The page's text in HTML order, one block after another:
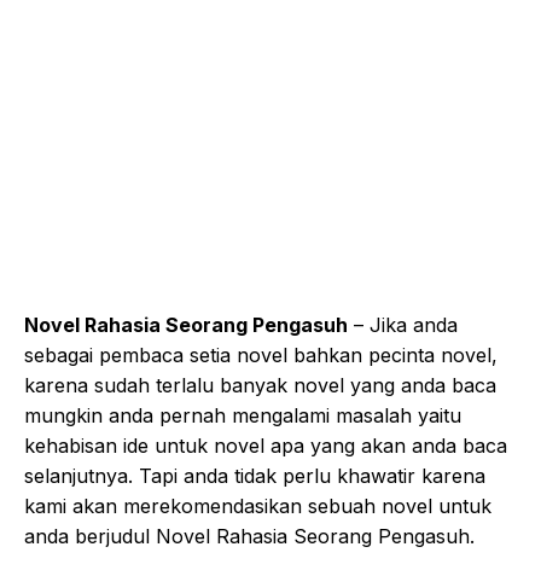
Novel Rahasia Seorang Pengasuh – Jika anda
sebagai pembaca setia novel bahkan pecinta novel,
karena sudah terlalu banyak novel yang anda baca
mungkin anda pernah mengalami masalah yaitu
kehabisan ide untuk novel apa yang akan anda baca
selanjutnya. Tapi anda tidak perlu khawatir karena
kami akan merekomendasikan sebuah novel untuk
anda berjudul Novel Rahasia Seorang Pengasuh.